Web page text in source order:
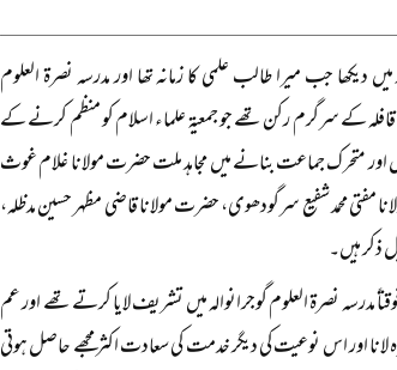
اپریل ۱۹۹۸ء) کو پہلی بار اس دور میں دیکھا جب میرا طالب علمی کا زمانہ تھا اور مدرسہ نصرۃ العلوم
قافلہ کے سرگرم رکن تھے جو جمعیۃ علماء اسلام کو منظم کرنے کے
اور متحرک جماعت بنانے میں مجاہد ملت حضرت مولانا غلام غوث
محمد شفیع سرگودھوی، حضرت مولانا قاضی مظہر حسین مدظلہ،
ذکر ہیں۔
مدرسہ نصرۃ العلوم گوجرانوالہ میں تشریف لایا کرتے تھے اور عم
اور اس نوعیت کی دیگر خدمت کی سعادت اکثر مجھے حاصل ہوتی